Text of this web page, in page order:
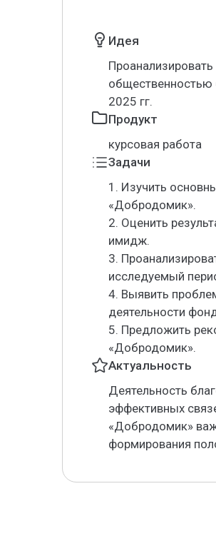
Идея
общественностью
2025 гг.
Продукт
курсовая работа
Задачи
1. Изучить
«Добродомик».
2. Оценить
имидж.
3.
исследуемый
4. Выявить
деятельности
5. Предложить
«Добродомик».
Актуальность
Деятельность
эффективных
«Добродомик»
формирования